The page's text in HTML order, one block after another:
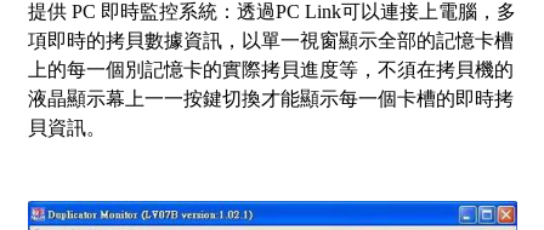
提供 PC 即時監控系統：透過PC Link可以連接上電腦，多
項即時的拷貝數據資訊，以單一視窗顯示全部的記憶卡槽
上的每一個別記憶卡的實際拷貝進度等，不須在拷貝機的
液晶顯示幕上一一按鍵切換才能顯示每一個卡槽的即時拷
貝資訊。